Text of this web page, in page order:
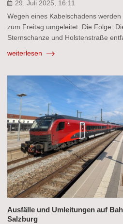
29. Juli 2025, 16:11
Wegen eines Kabelschadens
zum Freitag umgeleitet. Die Folge:
Sternschanze und Holstenstraße
weiterlesen
Ausfälle und Umleitungen auf
Salzburg